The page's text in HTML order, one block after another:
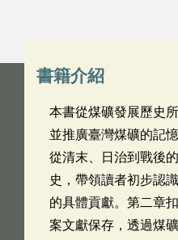
書籍介紹
本書從煤礦發展歷史
並推廣臺灣煤礦的記
從清末、日治到戰後
史，帶領讀者初步認
的具體貢獻。第二章
案文獻保存，透過煤